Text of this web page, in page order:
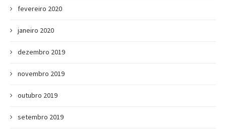
fevereiro 2020
janeiro 2020
dezembro 2019
novembro 2019
outubro 2019
setembro 2019